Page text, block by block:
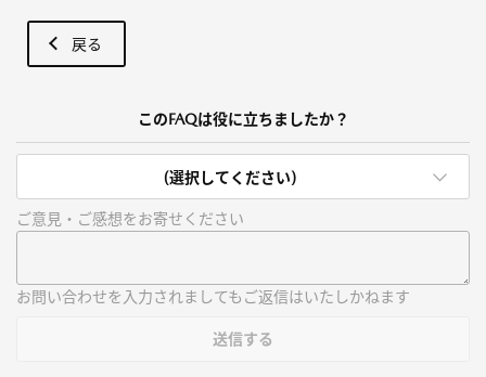
戻る
このFAQは役に立ちましたか？
(選択してください)
ご意見・ご感想をお寄せください
お問い合わせを入力されましてもご返信はいたしかねます
送信する